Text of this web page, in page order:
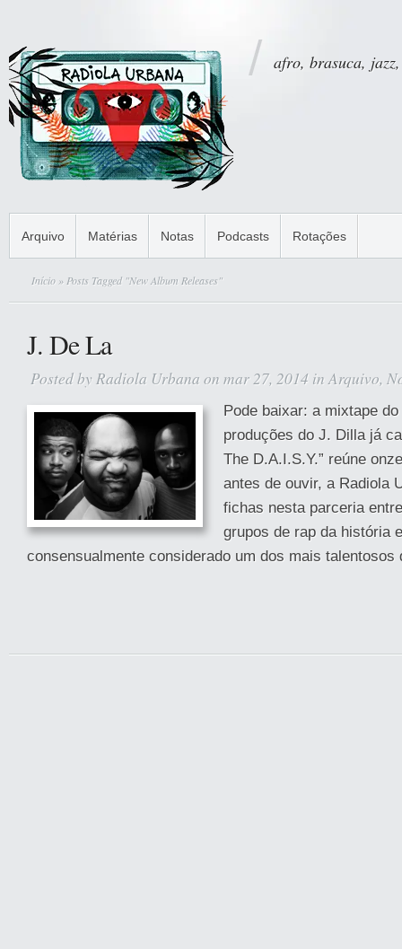
afro, brasuca,
Arquivo Matérias Notas Podcasts Rotações
Início » Posts Tagged "New Album Releases"
J. De La
Posted by Radiola Urbana on mar 27, 2014 inArquivo,
Pode baixar: a mixtape
produções do J. Dilla já
The D.A.I.S.Y.” reúne
antes de ouvir, a Radiola
fichas nesta parceria
grupos de rap da história
consensualmente considerado um dos mais talentosos